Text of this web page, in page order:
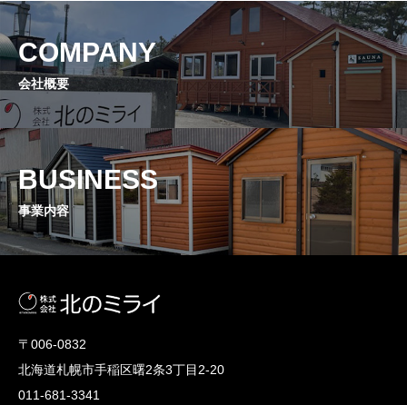
COMPANY
会社概要
BUSINESS
事業内容
〒006-0832
北海道札幌市手稲区曙2条3丁目2-20
011-681-3341